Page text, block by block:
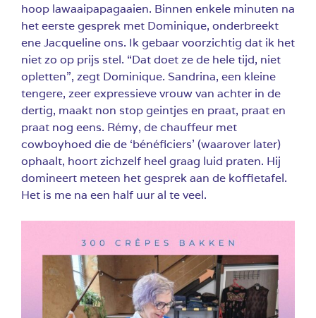
hoop lawaaipapagaaien. Binnen enkele minuten na
het eerste gesprek met Dominique, onderbreekt
ene Jacqueline ons. Ik gebaar voorzichtig dat ik het
niet zo op prijs stel. “Dat doet ze de hele tijd, niet
opletten”, zegt Dominique. Sandrina, een kleine
tengere, zeer expressieve vrouw van achter in de
dertig, maakt non stop geintjes en praat, praat en
praat nog eens. Rémy, de chauffeur met
cowboyhoed die de ‘bénéficiers’ (waarover later)
ophaalt, hoort zichzelf heel graag luid praten. Hij
domineert meteen het gesprek aan de koffietafel.
Het is me na een half uur al te veel.